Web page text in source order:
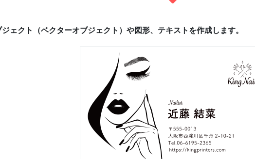
ェクト（ベクターオブジェクト）や図形、テキストを作成します。